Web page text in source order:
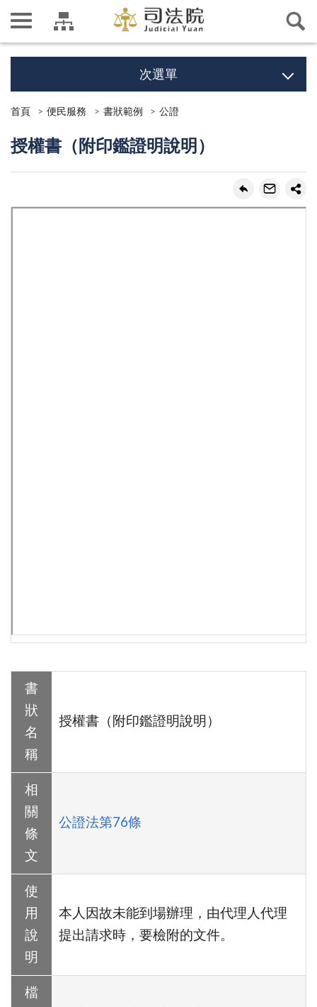
次選單
首頁 便民服務 書狀範例 公證
授權書（附印鑑證明說明）
書
狀
名
稱
授權書（附印鑑證明說明）
相
關
條
文
公證法第76條
使
用
說
明
本人因故未能到場辦理，由代理人代理
提出請求時，要檢附的文件。
檔